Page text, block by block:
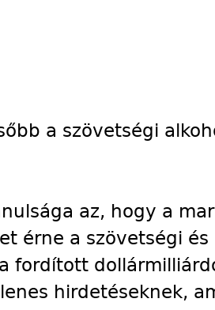
a szövetségi
az, hogy a
érne a szövetségi
fordított
hirdetéseknek,